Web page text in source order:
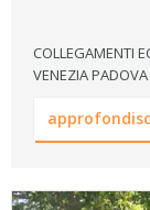
COLLEGAMENTI
VENEZIA PADOVA